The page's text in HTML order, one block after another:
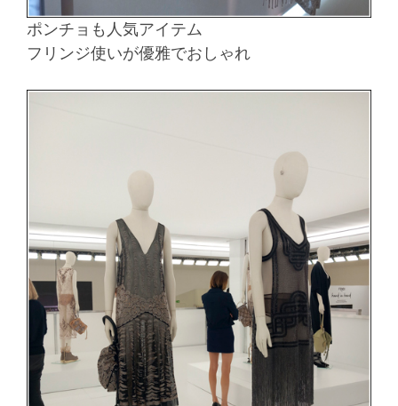
ポンチョも人気アイテム
フリンジ使いが優雅でおしゃれ